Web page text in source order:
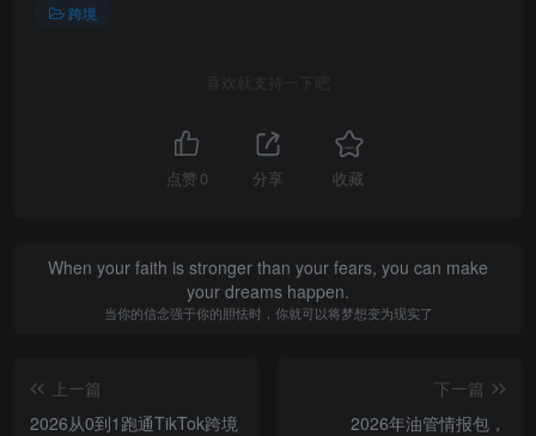
跨境
喜欢就支持一下吧
点赞 0 分享 收藏
When your faith is stronger than your fears, you can make
your dreams happen.
当你的信念强于你的胆怯时，你就可以将梦想变为现实了
上一篇
2026从0到1跑通TikTok跨境
下一篇
2026年油管情报包，